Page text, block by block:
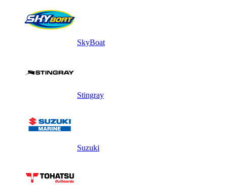
SkyBoat
Stingray
Suzuki